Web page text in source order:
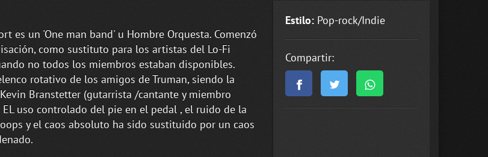
Estilo: Pop-rock/Indie
Compartir:
es un 'One man band' u Hombre Orquesta. Comenzó
como sustituto para los artistas del Lo-Fi
no todos los miembros estaban disponibles.
rotativo de los amigos de Truman, siendo la
Branstetter (gutarrista /cantante y miembro
EL uso controlado del pie en el pedal , el ruido de la
y el caos absoluto ha sido sustituido por un caos